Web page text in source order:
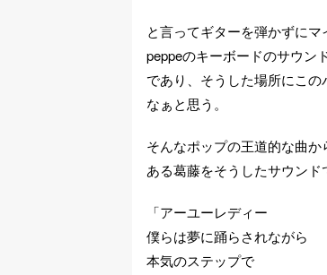
と言ってギターを弾かずに
peppeのキーボードのサウン
であり、そうした場所にこ
なぁと思う。
そんなポップの王道的な曲
ある葛藤をそうしたサウンド
「アーユーレディー
僕らは夢に踊らされながら
本気のステップで